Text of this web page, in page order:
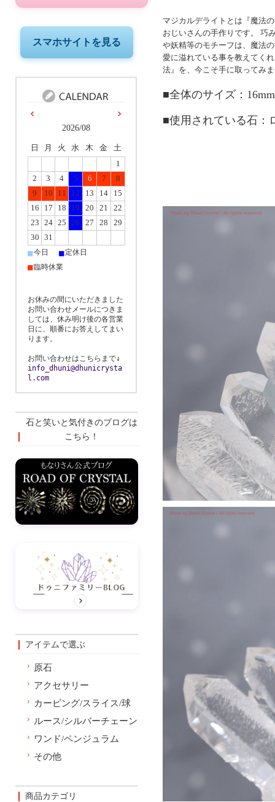
マジカルデライトとは『魔法
おじいさんの手作りです。 巧
や妖精等のモチーフは、魔法
愛に溢れている事を教えてく
法』を、今こそ手に取ってみ
■全体のサイズ：
■使用されている石：
スマホサイトを見る
2026/08
日 月 火 水 木 金
土
1
2
3 4 5 6 7
8
9
10 11 12 13 14
15
16
17 18 19 20 21
22
23
24 25 26 27 28
29
30
31
■今日 ■ 定休日
■臨時休業
お休みの間にいただきました
お問い合わせメールにつきま
しては、休み明け後の各営業
日に、順番にお答えしてまい
ります。
お問い合わせはこちらまで↓
info_dhuni@dhunicrysta
l.com
石と笑いと気付きのブログは
こちら！
アイテムで選ぶ
原石
アクセサリー
カービング/スライス/球
ルース/シルバーチェーン
ワンド/ペンジュラム
その他
商品カテゴリ